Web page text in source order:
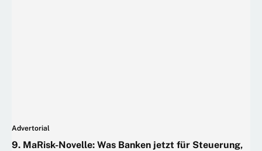
Advertorial
9. MaRisk-Novelle: Was Banken jetzt für Steuerung,